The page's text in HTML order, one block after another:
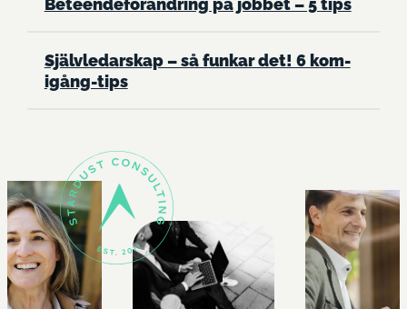
Beteendeförändring på jobbet – 5 tips
Självledarskap – så funkar det! 6 kom-
igång-tips